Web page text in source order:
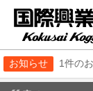
お知らせ 1件の